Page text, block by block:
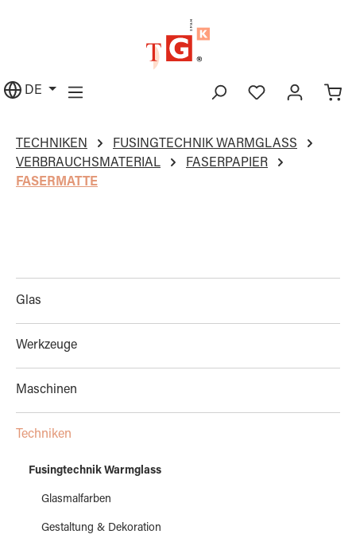
DE
TECHNIKEN
FUSINGTECHNIK WARMGLASS
VERBRAUCHSMATERIAL
FASERPAPIER
FASERMATTE
Glas
Werkzeuge
Maschinen
Techniken
Fusingtechnik Warmglass
Glasmalfarben
Gestaltung & Dekoration